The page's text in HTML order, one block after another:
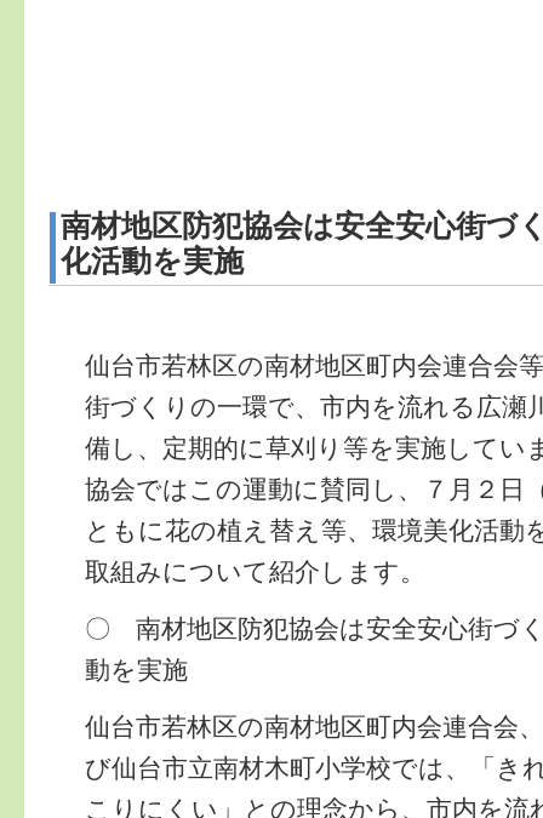
南材地区防犯協会は安全安心街づ
化活動を実施
仙台市若林区の南材地区町内会連合会
街づくりの一環で、市内を流れる広瀬
備し、定期的に草刈り等を実施してい
協会ではこの運動に賛同し、７月２日
ともに花の植え替え等、環境美化活動
取組みについて紹介します。
〇 南材地区防犯協会は安全安心街づ
動を実施
仙台市若林区の南材地区町内会連合会
び仙台市立南材木町小学校では、「き
こりにくい」との理念から、市内を流